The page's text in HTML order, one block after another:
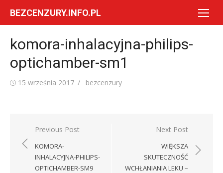
BEZCENZURY.INFO.PL
komora-inhalacyjna-philips-
optichamber-sm1
Posted
15 września 2017 Author
bezcenzury
Nawigacja
wpisu
Previous Post
KOMORA-
INHALACYJNA-PHILIPS-
OPTICHAMBER-SM9
Next Post
WIĘKSZA
SKUTECZNOŚĆ
WCHŁANIANIA LEKU –